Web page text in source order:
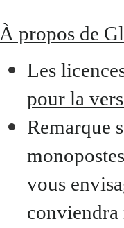
À propos de
Les
pour la
Remarque
vous
conviendra